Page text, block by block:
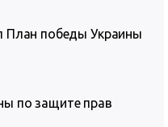
План победы Украины
по защите прав